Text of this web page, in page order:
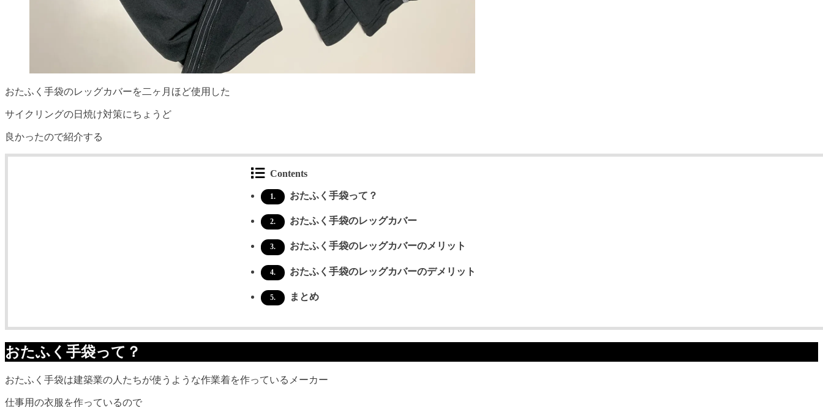
おたふく手袋のレッグカバーを二ヶ月ほど使用した
サイクリングの日焼け対策にちょうど
良かったので紹介する
Contents
1. おたふく手袋って？
2. おたふく手袋のレッグカバー
3. おたふく手袋のレッグカバーのメリット
4. おたふく手袋のレッグカバーのデメリット
5. まとめ
おたふく手袋って？
おたふく手袋は建築業の人たちが使うような作業着を作っているメーカー
仕事用の衣服を作っているので